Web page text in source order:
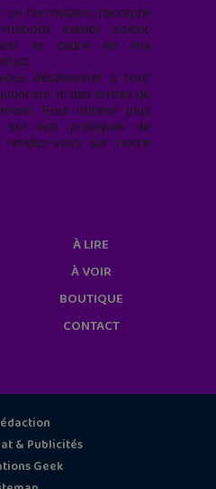
formulaire, j’accepte
saisies soient
le cadre de ma
désabonner à tout
sur le lien en bas de
Pour obtenir plus
sur nos pratiques de
rendez-vous sur notre
À LIRE
À VOIR
BOUTIQUE
CONTACT
& Publicités
Geek